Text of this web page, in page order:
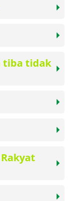
tiba tidak